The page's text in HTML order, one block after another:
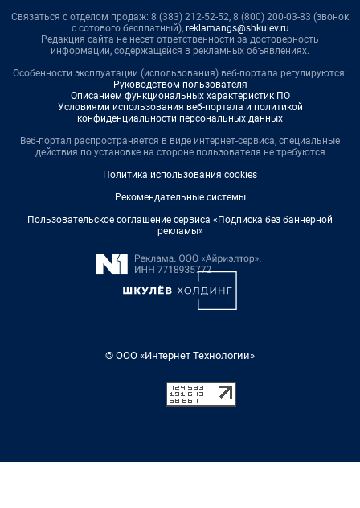
Связаться с отделом продаж: 8 (383) 212-52-52, 8 (800) 200-03-83 (звонок
с сотового бесплатный), reklamangs@shkulev.ru
Редакция сайта не несет ответственности за достоверность
информации, содержащейся в рекламных объявлениях.
Особенности эксплуатации (использования) веб-портала регулируются:
Руководством пользователя
Описанием функциональных характеристик ПО
Условиями использования веб-портала и политикой
конфиденциальности персональных данных
Веб-портал распространяется в виде интернет-сервиса, специальные
действия по установке на стороне пользователя не требуются
Политика использования cookies
Рекомендательные системы
Пользовательское соглашение сервиса «Подписка без баннерной
рекламы»
© ООО «Интернет Технологии»